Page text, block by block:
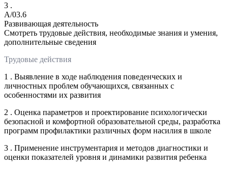
3 .
A/03.6
Развивающая деятельность
Смотреть трудовые действия, необходимые знания и умения,
дополнительные сведения
Трудовые действия
1 . Выявление в ходе наблюдения поведенческих и
личностных проблем обучающихся, связанных с
особенностями их развития
2 . Оценка параметров и проектирование психологически
безопасной и комфортной образовательной среды, разработка
программ профилактики различных форм насилия в школе
3 . Применение инструментария и методов диагностики и
оценки показателей уровня и динамики развития ребенка